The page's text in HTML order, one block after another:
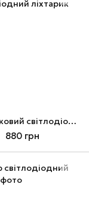
Кишеньковий світлодіодний ліхтарик
880 грн